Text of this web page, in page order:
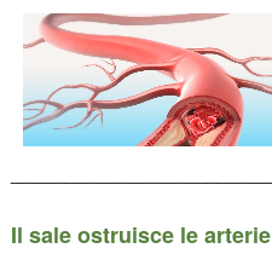
Il sale ostruisce le arterie